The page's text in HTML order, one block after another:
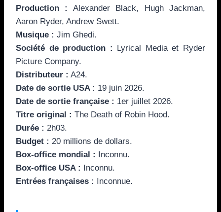
Production :
Alexander Black, Hugh Jackman,
Aaron Ryder, Andrew Swett.
Musique : Jim Ghedi.
Société de production : Lyrical Media et Ryder
Picture Company.
Distributeur : A24.
Date de sortie USA : 19 juin 2026.
Date de sortie française : 1er juillet 2026.
Titre original : The Death of Robin Hood.
Durée : 2h03.
Budget : 20 millions de dollars.
Box-office mondial : Inconnu.
Box-office USA : Inconnu.
Entrées françaises : Inconnue.